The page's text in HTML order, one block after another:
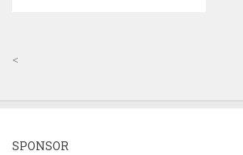
<
SPONSOR